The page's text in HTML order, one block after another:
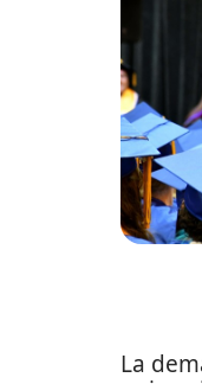
La